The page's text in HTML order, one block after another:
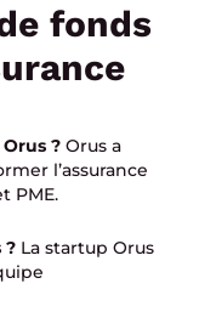
fonds
? Orus a
l’assurance
PME.
? La startup Orus